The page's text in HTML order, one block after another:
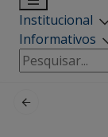
Institucional
Informativos
Pesquisar
por: